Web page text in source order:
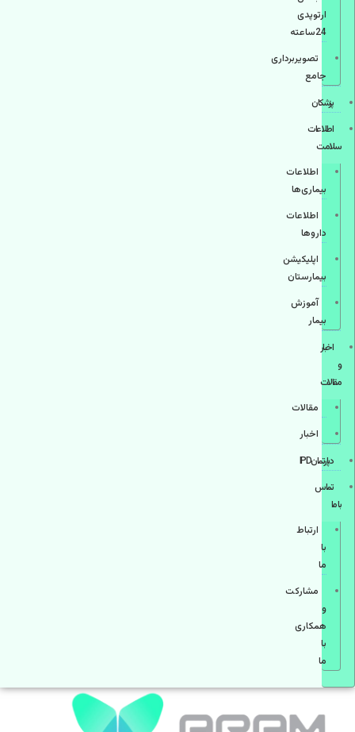
ارتوپدی
24ساعته
تصویربرداری
جامع
پزشكان
اطلاعات
سلامت
اطلاعات
بیماری‌ها
اطلاعات
دارو‌ها
اپليكيشن
بيمارستان
آموزش
بیمار
اخبار
و
مقالات
مقالات
اخبار
دپارتمانIPD
تماس
با ما
ارتباط
با
ما
مشاركت
و
همكاری
با
ما